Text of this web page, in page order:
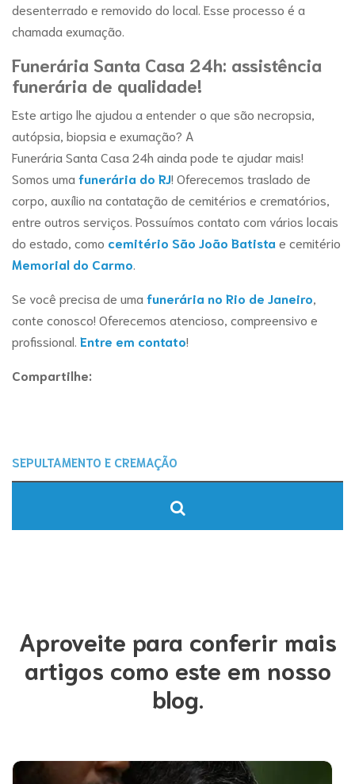
desenterrado e removido do local. Esse processo é a
chamada exumação.
Funerária Santa Casa 24h: assistência
funerária de qualidade!
Este artigo lhe ajudou a entender o que são necropsia,
autópsia, biopsia e exumação? A
Funerária Santa Casa 24h ainda pode te ajudar mais!
Somos umafunerária do RJ! Oferecemos traslado de
corpo, auxílio na contatação de cemitérios e crematórios,
entre outros serviços. Possuímos contato com vários locais
do estado, como cemitério São João Batistae cemitério
Memorial do Carmo.
Se você precisa de umafunerária no Rio de Janeiro,
conte conosco! Oferecemos atencioso, compreensivo e
profissional. Entre em contato!
Compartilhe:
Aproveite para conferir mais
artigos como este em nosso
blog.